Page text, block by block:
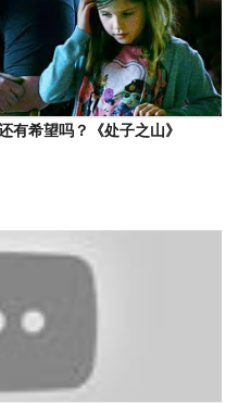
有希望吗？《处子之山》